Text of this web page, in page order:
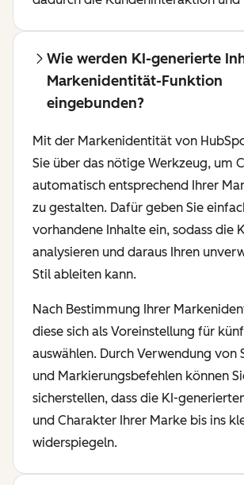
Wie werden KI-generierte
Markenidentität-Funktion
eingebunden?
Mit der Markenidentität von
Sie über das nötige Werkzeug, um
automatisch entsprechend Ihrer
zu gestalten. Dafür geben Sie
vorhandene Inhalte ein, sodass die
analysieren und daraus Ihren
Stil ableiten kann.
Nach Bestimmung Ihrer
diese sich als Voreinstellung für
auswählen. Durch Verwendung von
und Markierungsbefehlen können
sicherstellen, dass die KI-
und Charakter Ihrer Marke bis ins
widerspiegeln.